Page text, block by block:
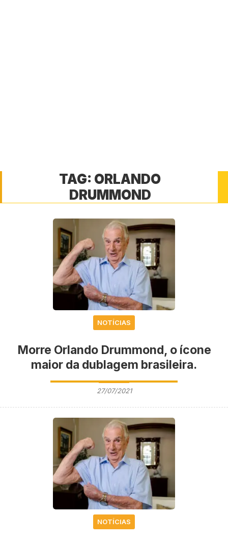
TAG: ORLANDO
DRUMMOND
NOTÍCIAS
Morre Orlando Drummond, o ícone
maior da dublagem brasileira.
27/07/2021
NOTÍCIAS